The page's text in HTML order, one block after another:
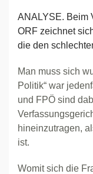
ANALYSE. Beim
ORF zeichnet
die den
Man muss sich
Politik“ war
und FPÖ sind
hineinzutragen,
ist.
Womit sich die